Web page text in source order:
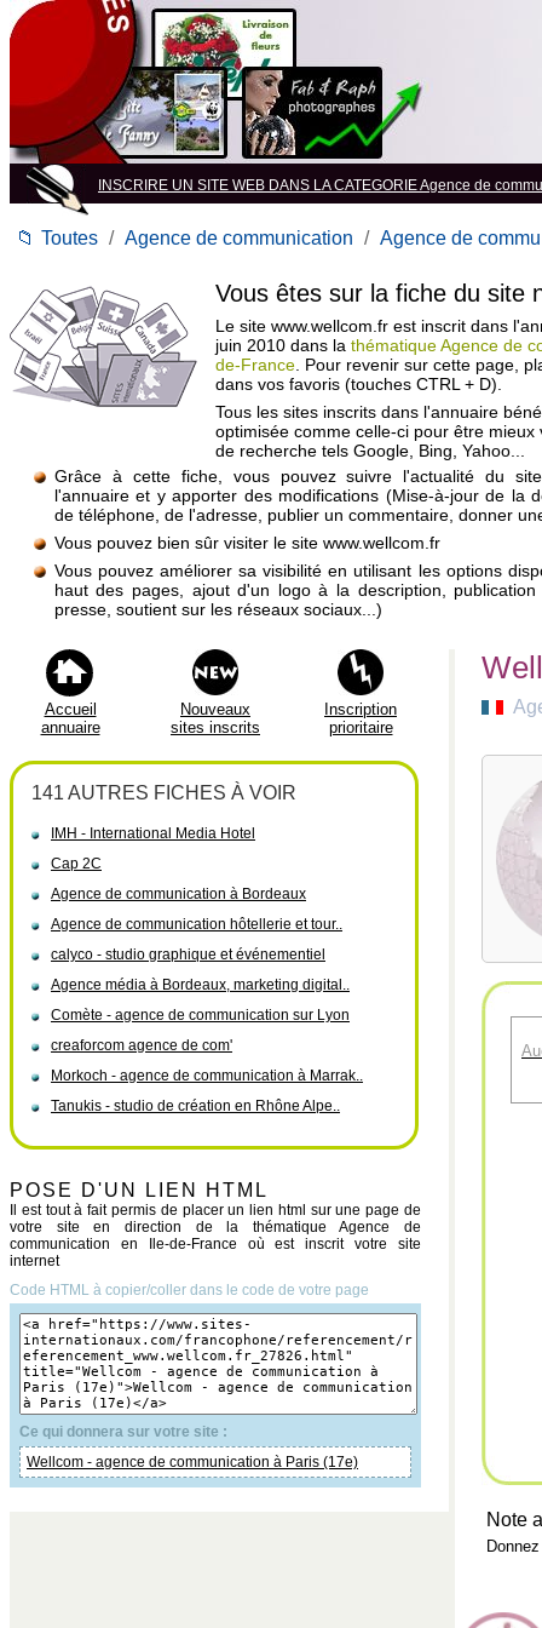
INSCRIRE UN SITE WEB DANS LA CATEGORIE Agence de
📁 Toutes / Agence de communication / Agence de
Vous êtes sur la fiche du site
Le site www.wellcom.fr est inscrit dans
juin 2010 dans la thématique Agence de
de-France . Pour revenir sur cette page,
dans vos favoris (touches CTRL + D).
Tous les sites inscrits dans l'annuaire
optimisée comme celle-ci pour être mieux
de recherche tels Google, Bing, Yahoo...
Grâce à cette fiche, vous pouvez suivre l'actualité du
l'annuaire et y apporter des modifications (Mise-à-jour de la
de téléphone, de l'adresse, publier un commentaire, donner
Vous pouvez bien sûr visiter le site www.wellcom.fr
Vous pouvez améliorer sa visibilité en utilisant les options
haut des pages, ajout d'un logo à la description,
presse, soutient sur les réseaux sociaux...)
Accueil
annuaire
Nouveaux
sites inscrits
Inscription
prioritaire
141 AUTRES FICHES À VOIR
IMH - International Media Hotel
Cap 2C
Agence de communication à Bordeaux
Agence de communication hôtellerie et tour..
calyco - studio graphique et événementiel
Agence média à Bordeaux, marketing digital..
Comète - agence de communication sur Lyon
creaforcom agence de com'
Morkoch - agence de communication à Marrak..
Tanukis - studio de création en Rhône Alpe..
POSE D'UN LIEN HTML
Il est tout à fait permis de placer un lien html sur une page de
votre site en direction de la thématique Agence de
communication en Ile-de-France où est inscrit votre site
internet
Code HTML à copier/coller dans le code de votre page
Ce qui donnera sur votre site :
Wellcom - agence de communication à Paris (17e)
Note